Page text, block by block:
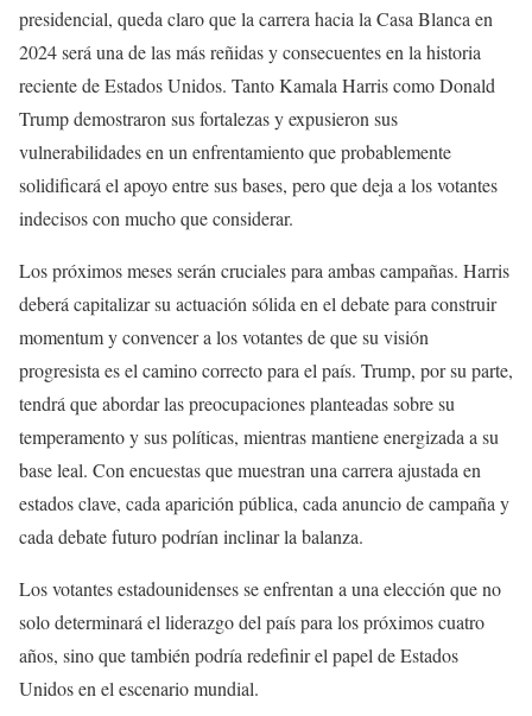
presidencial, queda claro que la carrera hacia la Casa Blanca en
2024 será una de las más reñidas y consecuentes en la historia
reciente de Estados Unidos. Tanto Kamala Harris como Donald
Trump demostraron sus fortalezas y expusieron sus
vulnerabilidades en un enfrentamiento que probablemente
solidificará el apoyo entre sus bases, pero que deja a los votantes
indecisos con mucho que considerar.
Los próximos meses serán cruciales para ambas campañas. Harris
deberá capitalizar su actuación sólida en el debate para construir
momentum y convencer a los votantes de que su visión
progresista es el camino correcto para el país. Trump, por su parte,
tendrá que abordar las preocupaciones planteadas sobre su
temperamento y sus políticas, mientras mantiene energizada a su
base leal. Con encuestas que muestran una carrera ajustada en
estados clave, cada aparición pública, cada anuncio de campaña y
cada debate futuro podrían inclinar la balanza.
Los votantes estadounidenses se enfrentan a una elección que no
solo determinará el liderazgo del país para los próximos cuatro
años, sino que también podría redefinir el papel de Estados
Unidos en el escenario mundial.